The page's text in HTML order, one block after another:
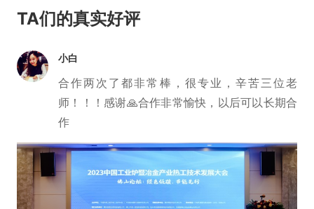
TA们的真实好评
小白
合作两次了都非常棒，很专业，辛苦三位老
师！！！感谢🙏合作非常愉快，以后可以长期合
作